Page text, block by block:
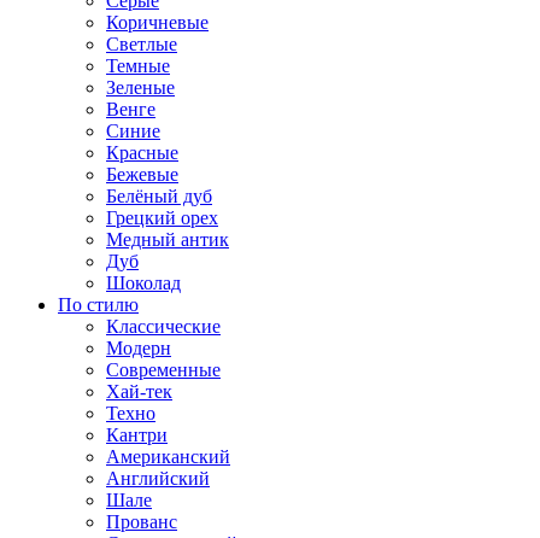
Коричневые
Светлые
Темные
Зеленые
Венге
Синие
Красные
Бежевые
Белёный дуб
Грецкий орех
Медный антик
Дуб
Шоколад
По стилю
Классические
Модерн
Современные
Хай-тек
Техно
Кантри
Американский
Английский
Шале
Прованс